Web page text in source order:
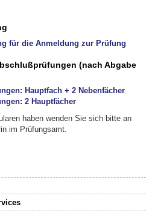
für die Anmeldung zur Prüfung
(nach Abgabe
Hauptfach + 2 Nebenfächer
2 Hauptfächer
haben wenden Sie sich bitte an
im Prüfungsamt.